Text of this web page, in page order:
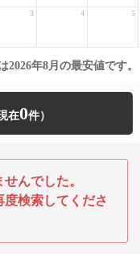
3 4 5
2026年8月の最安値です。
0
んでした。
検索してくださ